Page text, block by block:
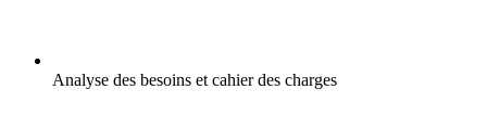
Analyse des besoins et cahier des charges